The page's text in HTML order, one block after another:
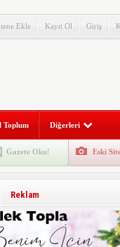
Ekle Kayıt Ol Giriş
Toplum Diğerleri
Gazete Oku! Eski
Reklam